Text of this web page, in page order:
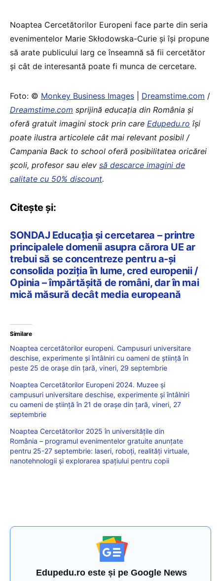
Noaptea Cercetătorilor Europeni face parte din seria
evenimentelor Marie Skłodowska-Curie și își propune
să arate publicului larg ce înseamnă să fii cercetător
și cât de interesantă poate fi munca de cercetare.
Foto: © Monkey Business Images Dreamstime.com /
Dreamstime.com sprijină educaţia din România şi
oferă gratuit imagini stock prin care Edupedu.ro îşi
poate ilustra articolele cât mai relevant posibil /
Campania Back to school oferă posibilitatea oricărei
școli, profesor sau elev să descarce imagini de
calitate cu 50% discount.
Citește și:
SONDAJ Educația și cercetarea – printre
principalele domenii asupra cărora UE ar
trebui să se concentreze pentru a-și
consolida poziția în lume, cred europenii /
Opinia – împărtășită de români, dar în mai
mică măsură decât media europeană
Similare
Noaptea cercetătorilor europeni. Campusuri universitare
deschise, experimente și întâlniri cu oameni de știință în
peste 25 de orașe din țară, vineri, 29 septembrie
Noaptea Cercetătorilor Europeni 2024. Muzee și
campusuri universitare deschise, experimente și întâlniri
cu oameni de știință în 21 de orașe din țară, vineri, 27
septembrie
Noaptea Cercetătorilor 2025 în universitățile din
România – programul evenimentelor gratuite anunțate
pentru 25-27 septembrie: laseri, roboți, realități virtuale,
nanotehnologii și explorarea spațiului pentru copii
Edupedu.ro este și pe Google News